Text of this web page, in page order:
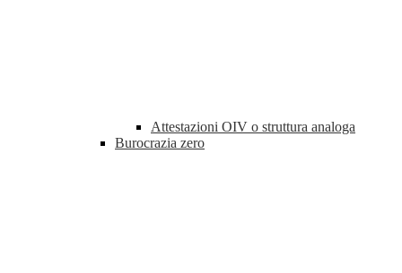
Attestazioni OIV o struttura analoga
Burocrazia zero